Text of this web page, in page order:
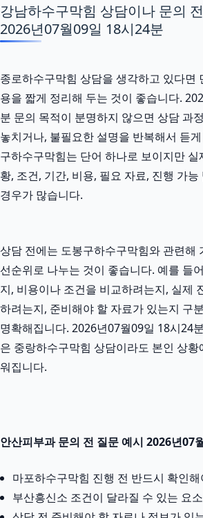
강남하수구막힘 상담이나 문의
2026년07월09일 18시24분
종로하수구막힘 상담을 생각하고 있다면
용을 짧게 정리해 두는 것이 좋습니다.
분 문의 목적이 분명하지 않으면 상담 과
놓치거나, 불필요한 설명을 반복해서 듣
구하수구막힘는 단어 하나로 보이지만
황, 조건, 기간, 비용, 필요 자료, 진행 가
경우가 많습니다.
상담 전에는 도봉구하수구막힘와 관련해
선순위로 나누는 것이 좋습니다. 예를 들
지, 비용이나 조건을 비교하려는지, 실제
하려는지, 준비해야 할 자료가 있는지 구
명확해집니다. 2026년07월09일 18시24
은 중랑하수구막힘 상담이라도 본인 상황
워집니다.
안산피부과 문의 전 질문 예시 2026년07
마포하수구막힘 진행 전 반드시 확인
부산흥신소 조건이 달라질 수 있는 요